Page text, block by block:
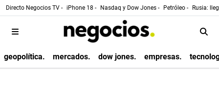
Directo Negocios TV - iPhone 18 - Nasdaq y Dow Jones - Petróleo - Rusia:
geopolítica. mercados. dow jones. empresas.